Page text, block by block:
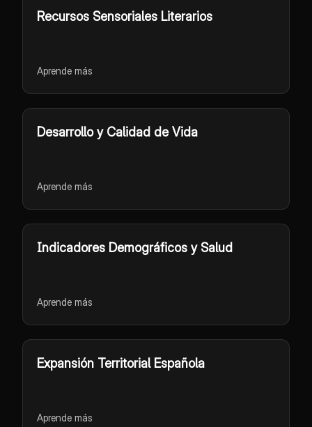
Recursos Sensoriales Literarios
Aprende más
Desarrollo y Calidad de Vida
Aprende más
Indicadores Demográficos y Salud
Aprende más
Expansión Territorial Española
Aprende más